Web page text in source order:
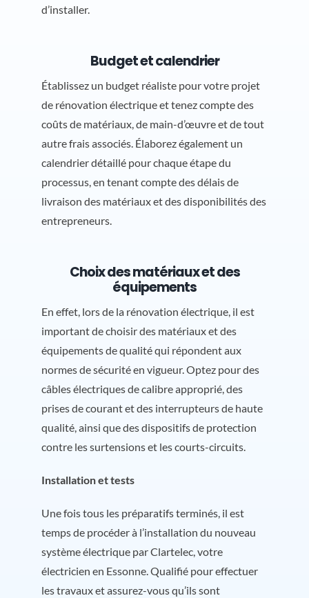
d’installer.
Budget et calendrier
Établissez un budget réaliste pour votre projet
de rénovation électrique et tenez compte des
coûts de matériaux, de main-d’œuvre et de tout
autre frais associés. Élaborez également un
calendrier détaillé pour chaque étape du
processus, en tenant compte des délais de
livraison des matériaux et des disponibilités des
entrepreneurs.
Choix des matériaux et des
équipements
En effet, lors de la rénovation électrique, il est
important de choisir des matériaux et des
équipements de qualité qui répondent aux
normes de sécurité en vigueur. Optez pour des
câbles électriques de calibre approprié, des
prises de courant et des interrupteurs de haute
qualité, ainsi que des dispositifs de protection
contre les surtensions et les courts-circuits.
Installation et tests
Une fois tous les préparatifs terminés, il est
temps de procéder à l’installation du nouveau
système électrique par Clartelec, votre
électricien en Essonne. Qualifié pour effectuer
les travaux et assurez-vous qu’ils sont